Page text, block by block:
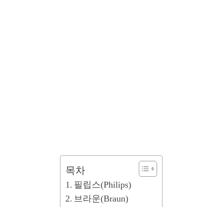
목차
필립스(Philips)
브라운(Braun)